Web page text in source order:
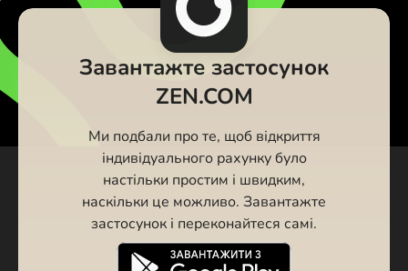
Завантажте застосунок
ZEN.COM
Ми подбали про те, щоб відкриття
індивідуального рахунку було
настільки простим і швидким,
наскільки це можливо. Завантажте
застосунок і переконайтеся самі.